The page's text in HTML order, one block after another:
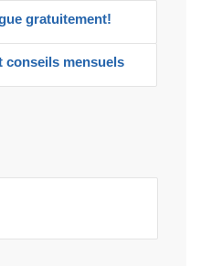
gratuitement!
conseils mensuels